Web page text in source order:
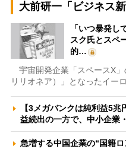
大前研一「ビジネス
「いつ暴発し
スク氏とスペ
的…
宇宙開発企業「スペースX」
リリオネア）」となったイー
【3メガバンクは純利益5
益続出の一方で、中小企業
急増する中国企業の“国籍